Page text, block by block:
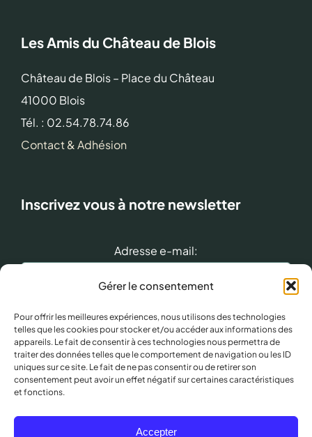
Gérer le consentement
Pour offrir les meilleures expériences, nous utilisons des technologies
telles que les cookies pour stocker et/ou accéder aux informations des
appareils. Le fait de consentir à ces technologies nous permettra de
traiter des données telles que le comportement de navigation ou les ID
uniques sur ce site. Le fait de ne pas consentir ou de retirer son
consentement peut avoir un effet négatif sur certaines caractéristiques
et fonctions.
Accepter
Les Amis du Château de Blois
Château de Blois – Place du Château
41000 Blois
Tél. : 02.54.78.74.86
Contact & Adhésion
Inscrivez vous à notre newsletter
Adresse e-mail:
Abonnez-Vous